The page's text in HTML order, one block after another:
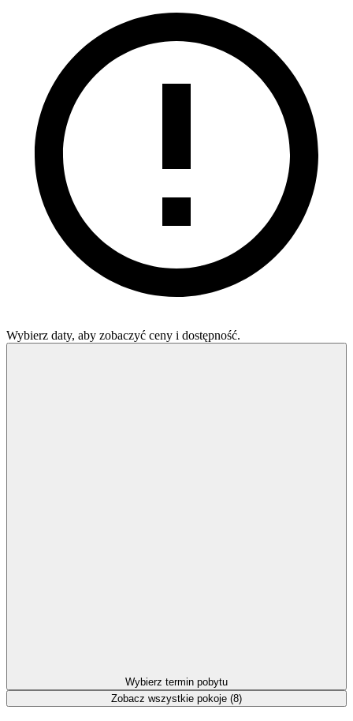
Wybierz daty, aby zobaczyć ceny i dostępność.
Wybierz termin pobytu
Zobacz wszystkie pokoje (8)